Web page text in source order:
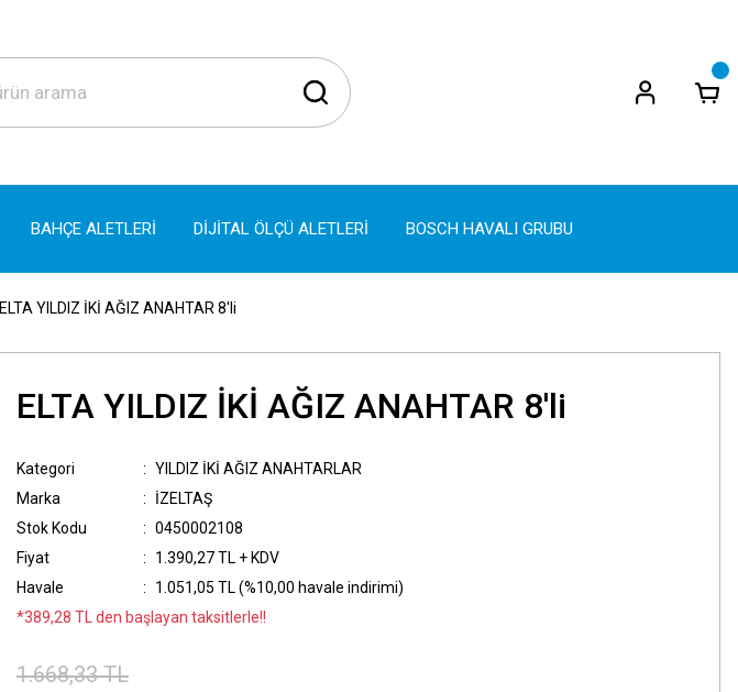
BAHÇE ALETLERİ DİJİTAL ÖLÇÜ ALETLERİ BOSCH HAVALI GRUBU
ELTA YILDIZ İKİ AĞIZ ANAHTAR 8'li
ELTA YILDIZ İKİ AĞIZ ANAHTAR 8'li
Kategori
YILDIZ İKİ AĞIZ ANAHTARLAR
Marka
İZELTAŞ
Stok Kodu
0450002108
Fiyat
1.390,27 TL + KDV
Havale
1.051,05 TL (%10,00 havale indirimi)
*389,28 TL den başlayan taksitlerle!!
1.668,33 TL